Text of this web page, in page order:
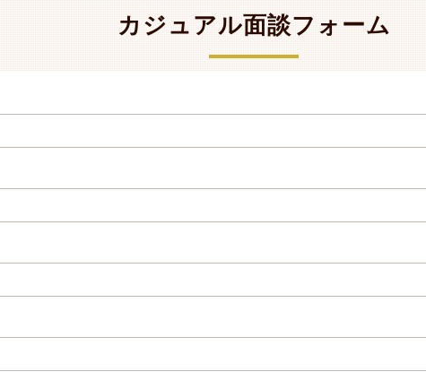
カジュアル面談フォーム